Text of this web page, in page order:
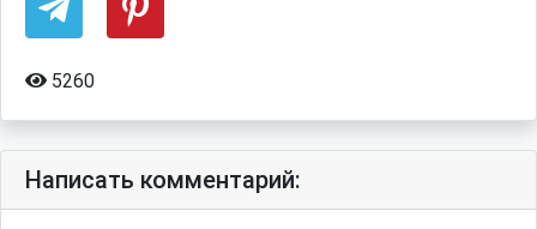
5260
Написать комментарий: